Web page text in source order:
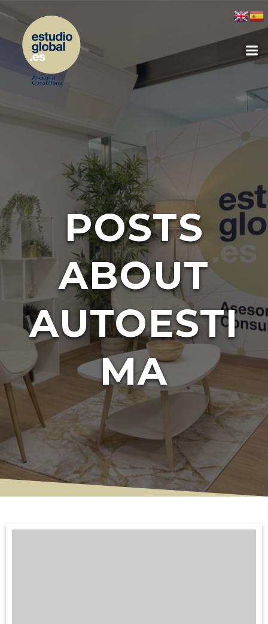
POSTS
ABOUT
AUTOESTI
MA